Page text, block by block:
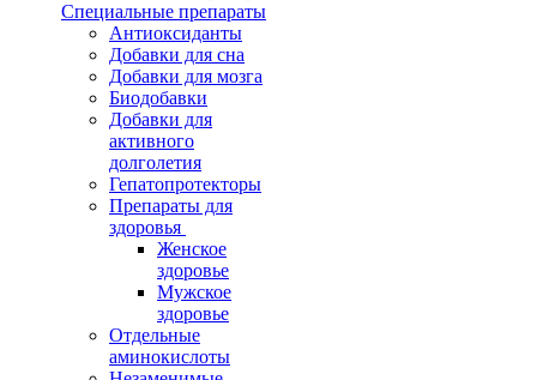
Cпециальные препараты
Антиоксиданты
Добавки для сна
Добавки для мозга
Биодобавки
Добавки для
активного
долголетия
Гепатопротекторы
Препараты для
здоровья
Женское
здоровье
Мужское
здоровье
Отдельные
аминокислоты